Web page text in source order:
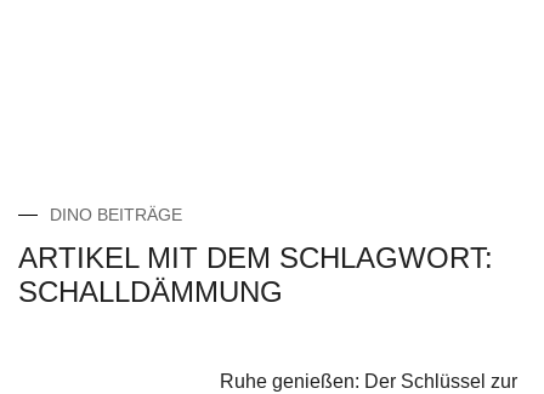
DINO BEITRÄGE
ARTIKEL MIT DEM SCHLAGWORT:
SCHALLDÄMMUNG
Ruhe genießen: Der Schlüssel zur